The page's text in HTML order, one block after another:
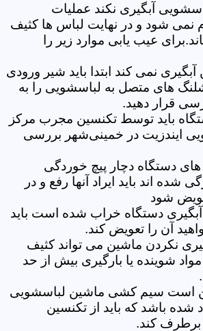
آبگیری نکند عملیات
نمی شود و در نهایت لباس ها کثیف
عیب یابی موارد زیر را
نمی کند ابتدا باید شیر ورودی
های متصل به لباسشویی را به
قرار دهید.
باید توسط تکنسین مجرب مرکز
ایندزیت در خمینی‌شهر بررسی
دستگاه دچار پیچ خوردگی
شده اند باید ایراد آنها رفع و در
شود
آبگیری دستگاه خراب شده است باید
آن را تعویض کند.
نکردن ماشین می تواند کثیف
شوینده یا بارگیری بیش از حد
است سیم کشی ماشین لباسشویی
شده باشد که باید از تکنسین
برطرف کند.